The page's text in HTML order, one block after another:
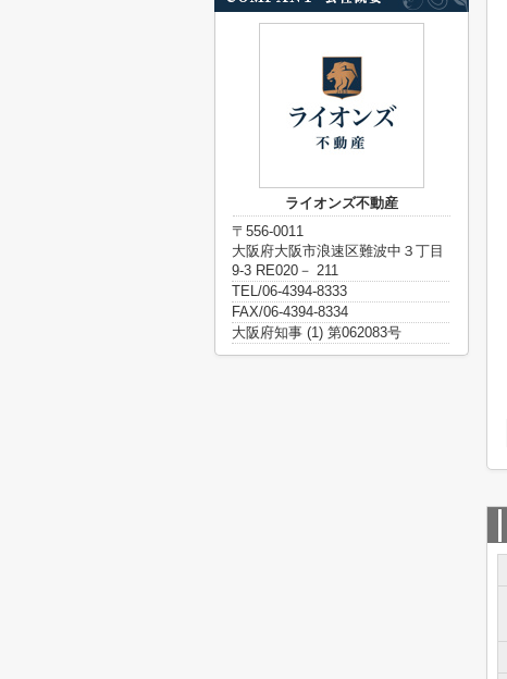
ライオンズ不動産
〒556-0011
大阪府大阪市浪速区難波中３丁目
9-3 RE020－ 211
TEL/06-4394-8333
FAX/06-4394-8334
大阪府知事 (1) 第062083号